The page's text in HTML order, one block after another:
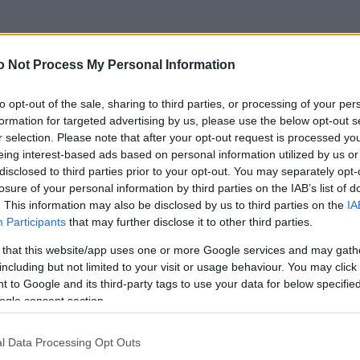
Not Process My Personal Information
opt-out of the sale, sharing to third parties, or processing of your
for targeted advertising by us, please use the below opt-out
selection. Please note that after your opt-out request is processed
interest-based ads based on personal information utilized by us
to third parties prior to your opt-out. You may separately
of your personal information by third parties on the IAB’s list of
This information may also be disclosed by us to third parties on the
Participants that may further disclose it to other third parties.
that this website/app uses one or more Google services and may
but not limited to your visit or usage behaviour. You may
to Google and its third-party tags to use your data for below
consent section.
Data Processing Opt Outs
συμβαίνουν καμιά φορά στην τηλεόραση»
που πέρασα στην προσωπική μου ζωή»
από το να έχεις καλή σχέση με το παιδί σου» –
ζωή της – «Διανύω μια πολύ όμορφη περίοδο»
πολύ πριν γίνει γνωστός ο χωρισμός μου»